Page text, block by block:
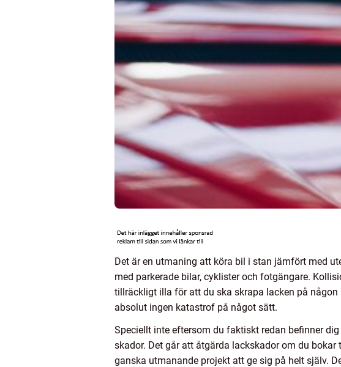
Det är en utmaning att köra bil i stan jämfört med
med parkerade bilar, cyklister och fotgängare.
tillräckligt illa för att du ska skrapa lacken på
absolut ingen katastrof på något sätt.
Speciellt inte eftersom du faktiskt redan befinner
skador. Det går att åtgärda lackskador om du
ganska utmanande projekt att ge sig på helt själv.